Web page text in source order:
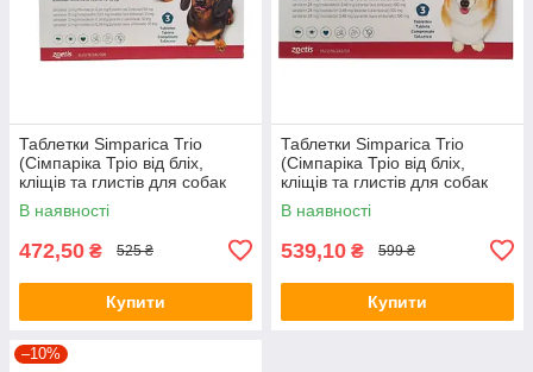
Таблетки Simparica Trio
(Сімпаріка Тріо від бліх,
кліщів та глистів для собак
вагою 5,1-10кг) 1шт.
В наявності
472,50 ₴ 525 ₴
Купити
Таблетки Simparica Trio
(Сімпаріка Тріо від бліх,
кліщів та глистів для собак
вагою 10,1-20кг) 1шт.
В наявності
539,10 ₴ 599 ₴
Купити
–10%